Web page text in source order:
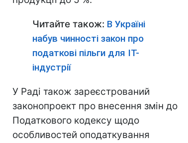
Читайте також: В Україні
набув чинності закон про
податкові пільги для IT-
індустрії
У Раді також зареєстрований
законопроект про внесення змін до
Податкового кодексу щодо
особливостей оподаткування